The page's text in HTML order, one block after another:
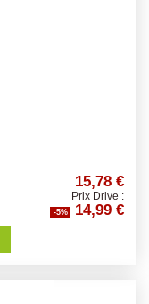
15,78 €
Prix Drive :
-5% 14,99 €